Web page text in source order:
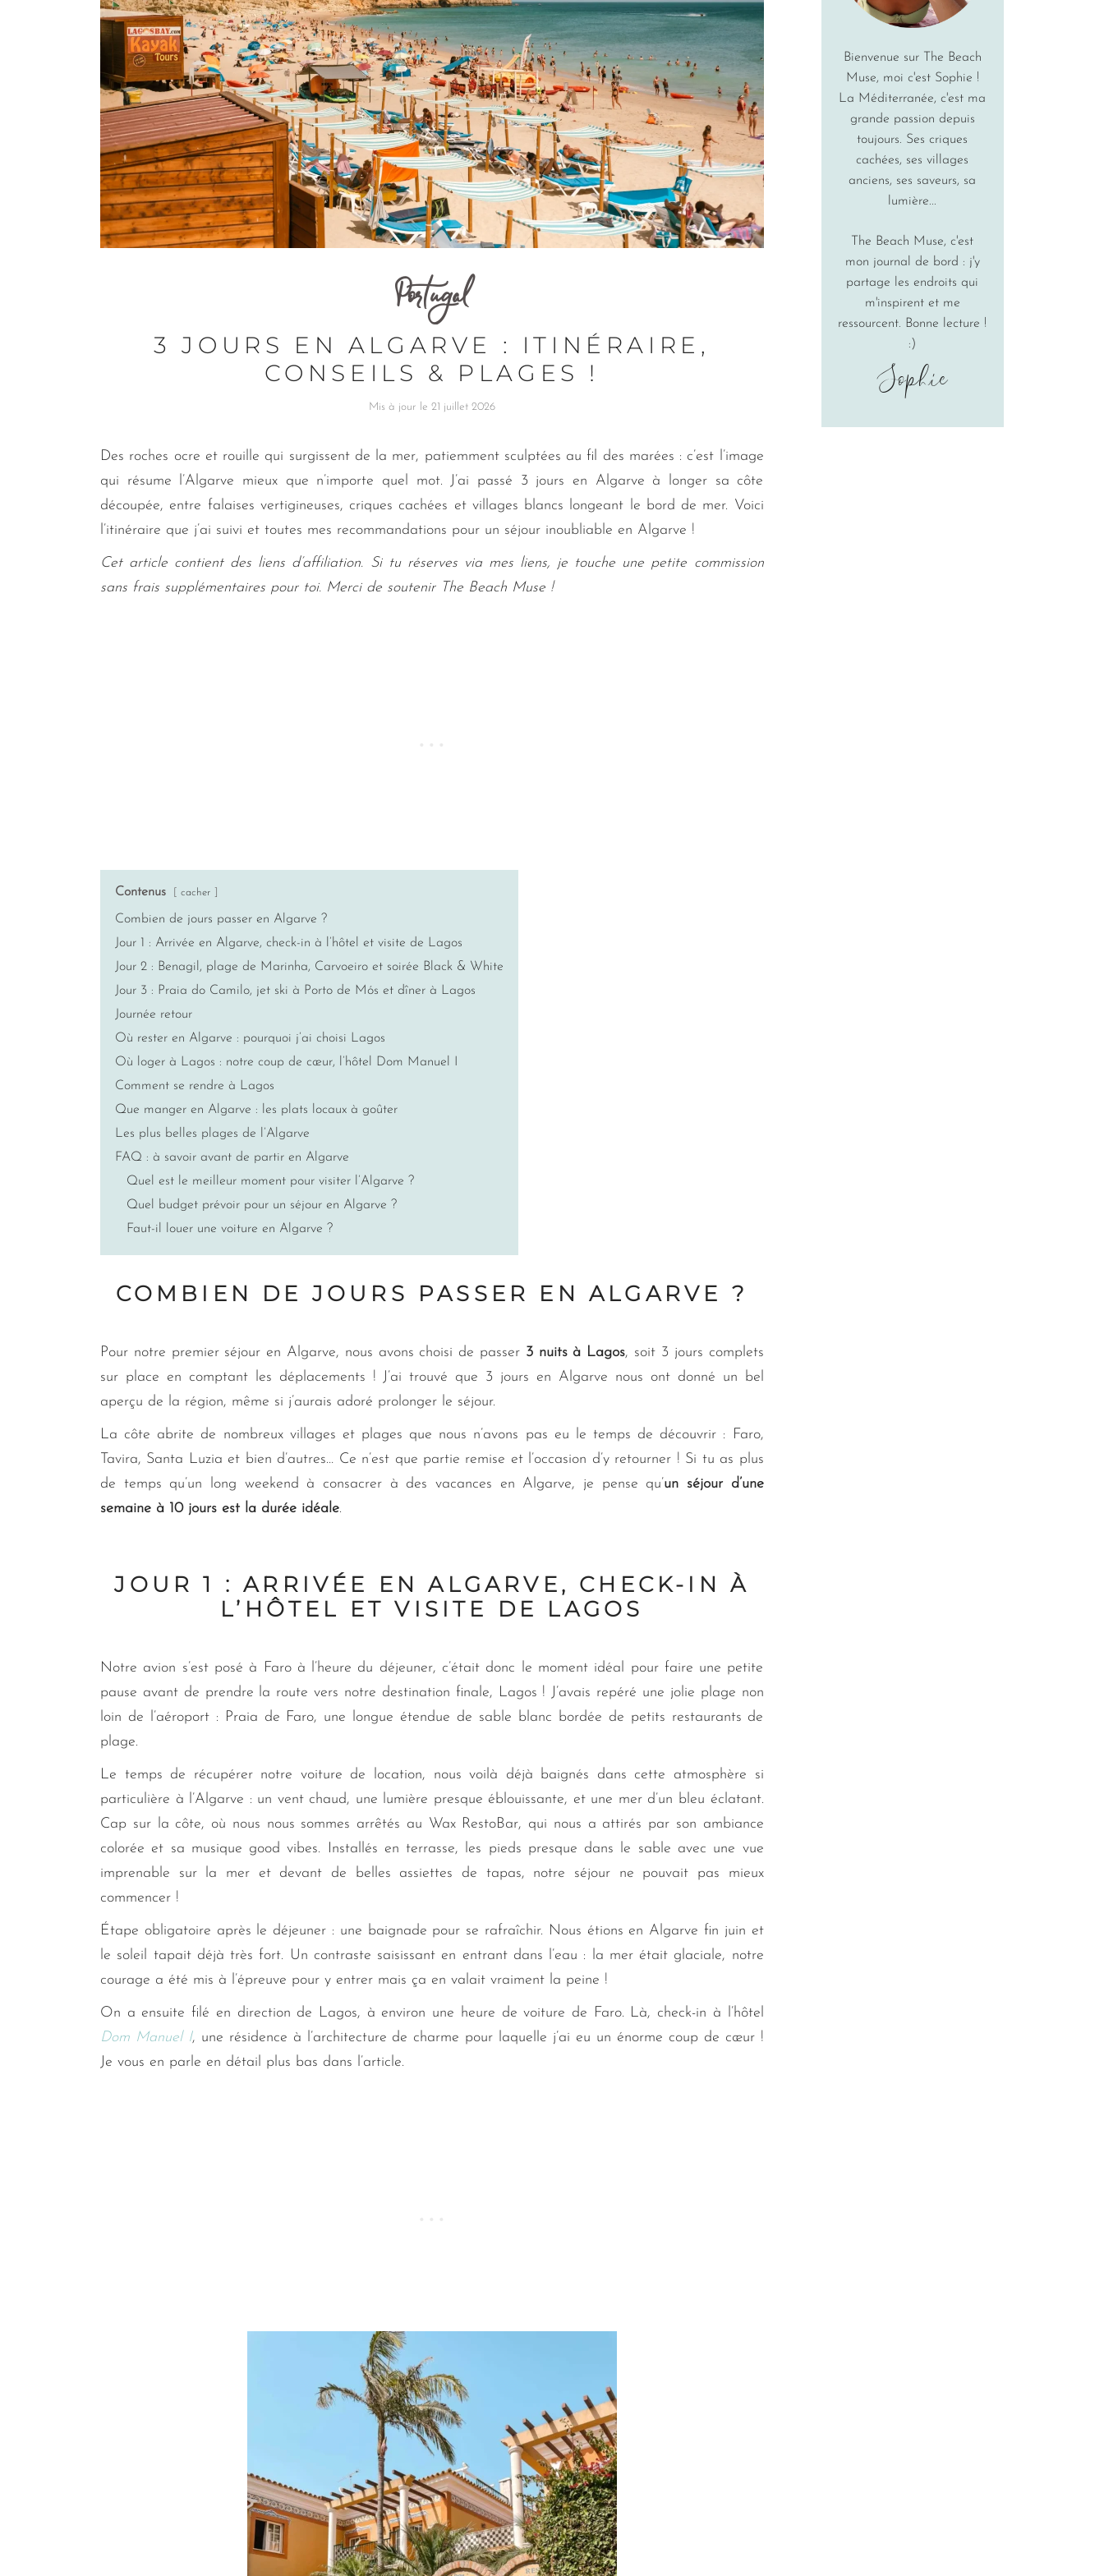
Portugal
3 JOURS EN ALGARVE : ITINÉRAIRE,
CONSEILS & PLAGES !
Mis à jour le 21 juillet 2026
Des roches ocre et rouille qui surgissent de la mer, patiemment sculptées au fil des marées : c’est l’image
qui résume l’Algarve mieux que n’importe quel mot. J’ai passé 3 jours en Algarve à longer sa côte
découpée, entre falaises vertigineuses, criques cachées et villages blancs longeant le bord de mer. Voici
l’itinéraire que j’ai suivi et toutes mes recommandations pour un séjour inoubliable en Algarve !
Cet article contient des liens d’affiliation. Si tu réserves via mes liens, je touche une petite commission
sans frais supplémentaires pour toi. Merci de soutenir The Beach Muse !
Contenus cacher
Combien de jours passer en Algarve ?
Jour 1 : Arrivée en Algarve, check-in à l’hôtel et visite de Lagos
Jour 2 : Benagil, plage de Marinha, Carvoeiro et soirée Black & White
Jour 3 : Praia do Camilo, jet ski à Porto de Mós et dîner à Lagos
Journée retour
Où rester en Algarve : pourquoi j’ai choisi Lagos
Où loger à Lagos : notre coup de cœur, l’hôtel Dom Manuel I
Comment se rendre à Lagos
Que manger en Algarve : les plats locaux à goûter
Les plus belles plages de l’Algarve
FAQ : à savoir avant de partir en Algarve
Quel est le meilleur moment pour visiter l’Algarve ?
Quel budget prévoir pour un séjour en Algarve ?
Faut-il louer une voiture en Algarve ?
COMBIEN DE JOURS PASSER EN ALGARVE ?
Pour notre premier séjour en Algarve, nous avons choisi de passer 3 nuits à Lagos, soit 3 jours complets
sur place en comptant les déplacements ! J’ai trouvé que 3 jours en Algarve nous ont donné un bel
aperçu de la région, même si j’aurais adoré prolonger le séjour.
La côte abrite de nombreux villages et plages que nous n’avons pas eu le temps de découvrir : Faro,
Tavira, Santa Luzia et bien d’autres… Ce n’est que partie remise et l’occasion d’y retourner ! Si tu as plus
de temps qu’un long weekend à consacrer à des vacances en Algarve, je pense qu’un séjour d’une
semaine à 10 jours est la durée idéale.
JOUR 1 : ARRIVÉE EN ALGARVE, CHECK-IN À
L’HÔTEL ET VISITE DE LAGOS
Notre avion s’est posé à Faro à l’heure du déjeuner, c’était donc le moment idéal pour faire une petite
pause avant de prendre la route vers notre destination finale, Lagos ! J’avais repéré une jolie plage non
loin de l’aéroport : Praia de Faro, une longue étendue de sable blanc bordée de petits restaurants de
plage.
Le temps de récupérer notre voiture de location, nous voilà déjà baignés dans cette atmosphère si
particulière à l’Algarve : un vent chaud, une lumière presque éblouissante, et une mer d’un bleu éclatant.
Cap sur la côte, où nous nous sommes arrêtés au Wax RestoBar, qui nous a attirés par son ambiance
colorée et sa musique good vibes. Installés en terrasse, les pieds presque dans le sable avec une vue
imprenable sur la mer et devant de belles assiettes de tapas, notre séjour ne pouvait pas mieux
commencer !
Étape obligatoire après le déjeuner : une baignade pour se rafraîchir. Nous étions en Algarve fin juin et
le soleil tapait déjà très fort. Un contraste saisissant en entrant dans l’eau : la mer était glaciale, notre
courage a été mis à l’épreuve pour y entrer mais ça en valait vraiment la peine !
On a ensuite filé en direction de Lagos, à environ une heure de voiture de Faro. Là, check-in à l’hôtel
Dom Manuel I, une résidence à l’architecture de charme pour laquelle j’ai eu un énorme coup de cœur !
Je vous en parle en détail plus bas dans l’article.
Bienvenue sur The Beach
Muse, moi c'est Sophie !
La Méditerranée, c'est ma
grande passion depuis
toujours. Ses criques
cachées, ses villages
anciens, ses saveurs, sa
lumière...
The Beach Muse, c'est
mon journal de bord : j'y
partage les endroits qui
m'inspirent et me
ressourcent. Bonne lecture !
:)
Sophie